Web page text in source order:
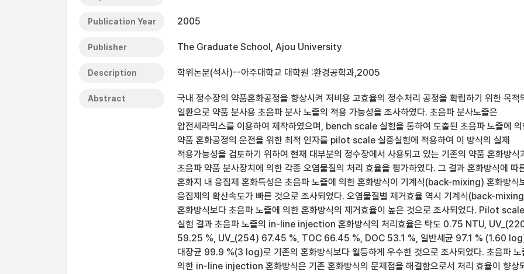
Publication Year 2005
Publisher The Graduate School, Ajou University
Description 학위논문(석사)--아주대학교 대학원 :환경공학과,2005
Abstract
국내 정수장의 약품혼화공정을 향상시켜 저비용 고효율의 정수처리 공정을 확립하기 위한 목적
일환으로 약품 분사용 초음파 분사 노즐의 적용 가능성을 조사하였다. 초음파 분사노즐은
압전세라믹스를 이용하여 제작하였으며, bench scale 실험을 통하여 도출된 초음파 노즐에 의
약품 혼화공정의 운전을 위한 최적 인자를 pilot scale 실증실험에 적용하여 이 방식의 실제
적용가능성을 검토하기 위하여 현재 대부분의 정수장에서 사용되고 있는 기존의 약품 혼화방식
초음파 약품 분사장치에 의한 각종 오염물질의 처리 효율을 평가하였다. 그 결과 혼화방식에 따
혼화지 내 응집제 혼화특성은 초음파 노즐에 의한 혼화방식이 기계식(back-mixing) 혼화방식
응집제의 확산속도가 빠른 것으로 조사되었다. 오염물질별 제거효율 역시 기계식(back-
혼화방식보다 초음파 노즐에 의한 혼화방식의 제거효율이 높은 것으로 조사되었다. Pilot scale
실험 결과 초음파 노즐의 in-line injection 혼화방식의 처리효율은 탁도 0.75 NTU,
59.25 %, UV_(254) 67.45 %, TOC 66.45 %, DOC 53.1 %, 일반세균 97.1 % (1.60
대장균 99.9 %(3 log)로 기존의 혼화방식보다 월등하게 우수한 것으로 조사되었다. 초음파 노
의한 in-line injection 혼화방식은 기존 혼화방식의 문제점을 해결함으로서 처리 효율이 향상